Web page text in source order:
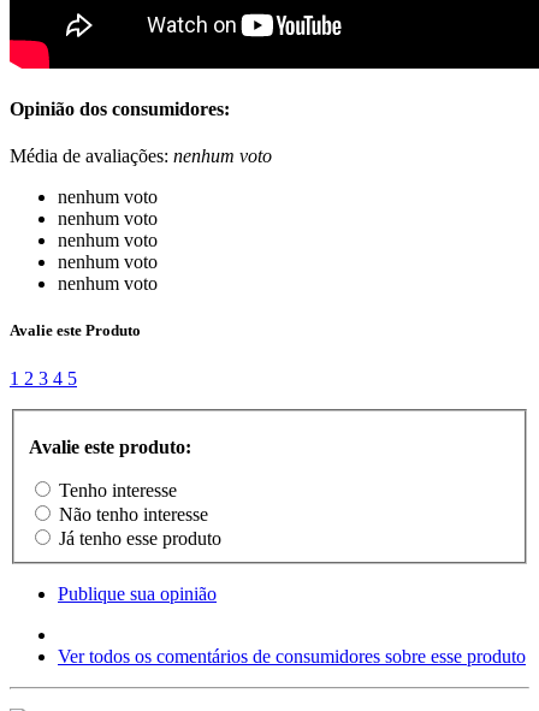
Opinião dos consumidores:
Média de avaliações: nenhum voto
nenhum voto
nenhum voto
nenhum voto
nenhum voto
nenhum voto
Avalie este Produto
1 2 3 4 5
Avalie este produto:
Tenho interesse
Não tenho interesse
Já tenho esse produto
Publique sua opinião
Ver todos os comentários de consumidores sobre esse produto